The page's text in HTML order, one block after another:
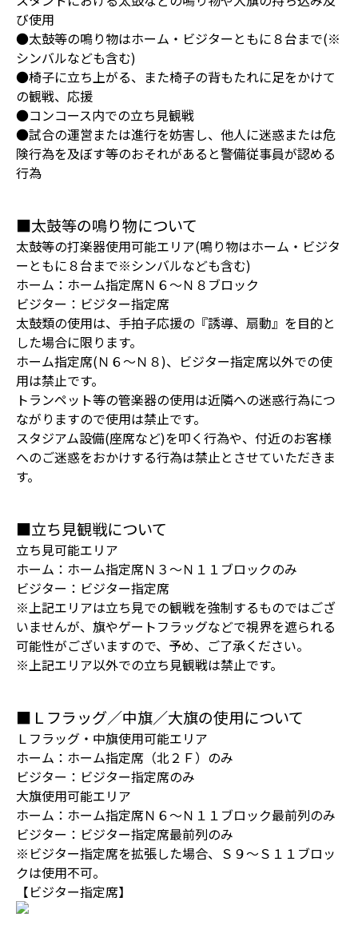
び使用
●太鼓等の鳴り物はホーム・ビジターともに８台まで(※
シンバルなども含む)
●椅子に立ち上がる、また椅子の背もたれに足をかけて
の観戦、応援
●コンコース内での立ち見観戦
●試合の運営または進行を妨害し、他人に迷惑または危
険行為を及ぼす等のおそれがあると警備従事員が認める
行為
■太鼓等の鳴り物について
太鼓等の打楽器使用可能エリア(鳴り物はホーム・ビジタ
ーともに８台まで※シンバルなども含む)
ホーム：ホーム指定席Ｎ６～Ｎ８ブロック
ビジター：ビジター指定席
太鼓類の使用は、手拍子応援の『誘導、扇動』を目的と
した場合に限ります。
ホーム指定席(Ｎ６～Ｎ８)、ビジター指定席以外での使
用は禁止です。
トランペット等の管楽器の使用は近隣への迷惑行為につ
ながりますので使用は禁止です。
スタジアム設備(座席など)を叩く行為や、付近のお客様
へのご迷惑をおかけする行為は禁止とさせていただきま
す。
■立ち見観戦について
立ち見可能エリア
ホーム：ホーム指定席Ｎ３～Ｎ１１ブロックのみ
ビジター：ビジター指定席
※上記エリアは立ち見での観戦を強制するものではござ
いませんが、旗やゲートフラッグなどで視界を遮られる
可能性がございますので、予め、ご了承ください。
※上記エリア以外での立ち見観戦は禁止です。
■Ｌフラッグ／中旗／大旗の使用について
Ｌフラッグ・中旗使用可能エリア
ホーム：ホーム指定席（北２Ｆ）のみ
ビジター：ビジター指定席のみ
大旗使用可能エリア
ホーム：ホーム指定席Ｎ６～Ｎ１１ブロック最前列のみ
ビジター：ビジター指定席最前列のみ
※ビジター指定席を拡張した場合、Ｓ９～Ｓ１１ブロッ
クは使用不可。
【ビジター指定席】